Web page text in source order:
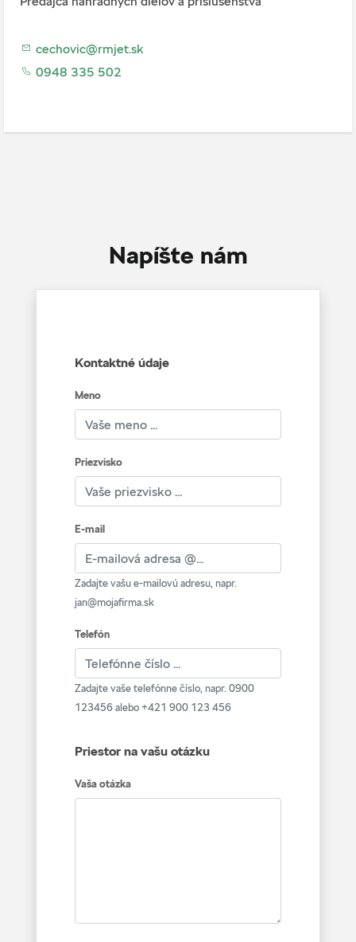
cechovic@rmjet.sk
0948 335 502
Napíšte nám
Kontaktné údaje
Meno
Priezvisko
E-mail
Zadajte vašu e-mailovú adresu, napr.
jan@mojafirma.sk
Telefón
Zadajte vaše telefónne číslo, napr. 0900
123456 alebo +421 900 123 456
Priestor na vašu otázku
Vaša otázka